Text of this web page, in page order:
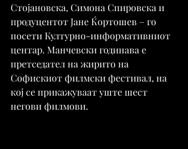
Стојановска, Симона Спировска и
продуцентот Јане Ќортошев – го
посети Културно-информативниот
центар. Манчевски годинава е
претседател на жирито на
Софискиот филмски фестивал, на
кој се прикажуваат уште шест
негови филмови.